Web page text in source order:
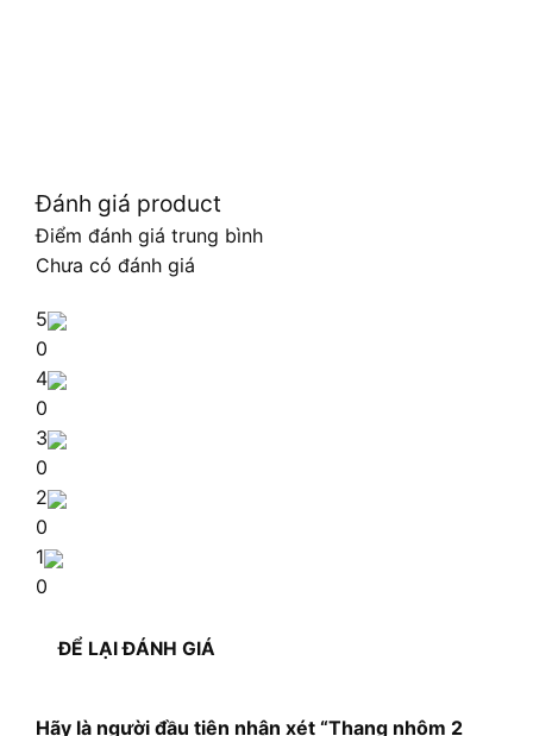
Đánh giá product
Điểm đánh giá trung bình
Chưa có đánh giá
5
0
4
0
3
0
2
0
1
0
ĐỂ LẠI ĐÁNH GIÁ
Hãy là người đầu tiên nhận xét “Thang nhôm 2